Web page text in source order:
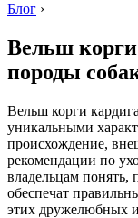
Блог ›
Вельш
породы
Вельш корги
уникальными
происхождение,
рекомендации по
владельцам понять,
обеспечат
этих дружелюбных